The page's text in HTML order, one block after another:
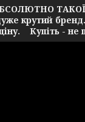
ТАКОЇ Ж
крутий
Купіть - не